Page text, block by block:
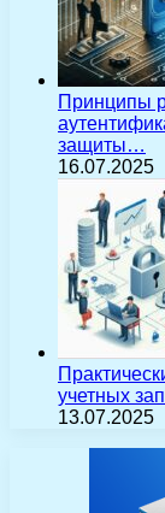
Принципы
защиты…
16.07.2025
учетных
13.07.2025